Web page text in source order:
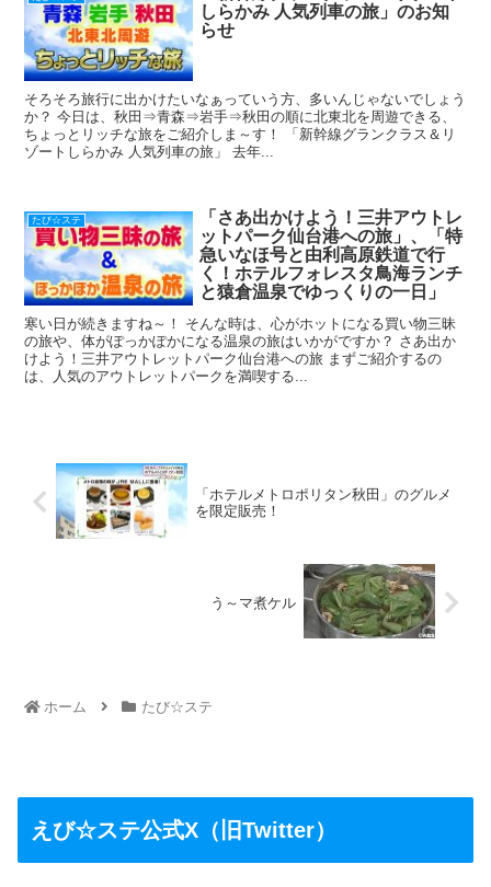
しらかみ 人気列車の旅」のお知
らせ
そろそろ旅行に出かけたいなぁっていう方、多いんじゃないでしょう
か？ 今日は、秋田⇒青森⇒岩手⇒秋田の順に北東北を周遊できる、
ちょっとリッチな旅をご紹介しま～す！ 「新幹線グランクラス＆リ
ゾートしらかみ 人気列車の旅」 去年...
たび☆ステ
「さあ出かけよう！三井アウトレ
ットパーク仙台港への旅」、「特
急いなほ号と由利高原鉄道で行
く！ホテルフォレスタ鳥海ランチ
と猿倉温泉でゆっくりの一日」
寒い日が続きますね～！ そんな時は、心がホットになる買い物三昧
の旅や、体がぽっかぽかになる温泉の旅はいかがですか？ さあ出か
けよう！三井アウトレットパーク仙台港への旅 まずご紹介するの
は、人気のアウトレットパークを満喫する...
「ホテルメトロポリタン秋田」のグルメ
を限定販売！
う～マ煮ケル
ホーム たび☆ステ
えび☆ステ公式X（旧Twitter）